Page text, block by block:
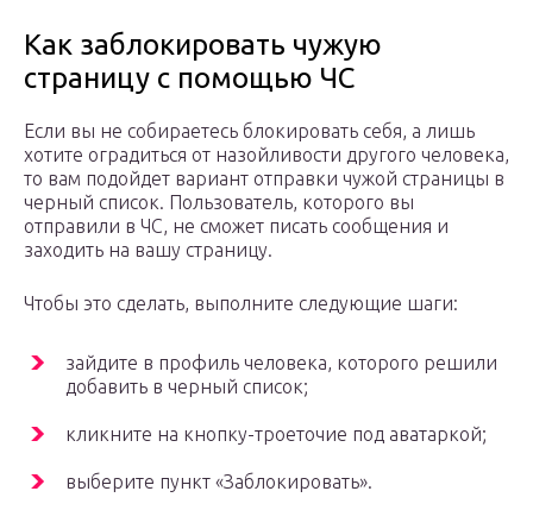
Как заблокировать чужую
страницу с помощью ЧС
Если вы не собираетесь блокировать себя, а лишь
хотите оградиться от назойливости другого человека,
то вам подойдет вариант отправки чужой страницы в
черный список. Пользователь, которого вы
отправили в ЧС, не сможет писать сообщения и
заходить на вашу страницу.
Чтобы это сделать, выполните следующие шаги:
зайдите в профиль человека, которого решили
добавить в черный список;
кликните на кнопку-троеточие под аватаркой;
выберите пункт «Заблокировать».